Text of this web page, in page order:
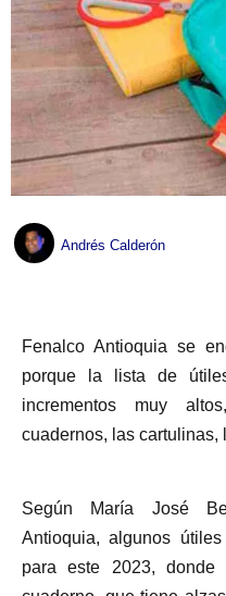
Andrés Calderón
Fenalco Antioquia se
porque la lista de
incrementos muy
cuadernos, las cartulinas,
Según María José
Antioquia, algunos
para este 2023,